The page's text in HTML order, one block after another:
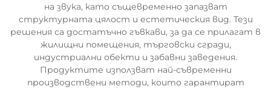
на звука, като същевременно запазват
структурната цялост и естетическия вид. Тези
решения са достатъчно гъвкави, за да се прилагат в
жилищни помещения, търговски сгради,
индустриални обекти и забавни заведения.
Продуктите използват най-съвременни
производствени методи, които гарантират